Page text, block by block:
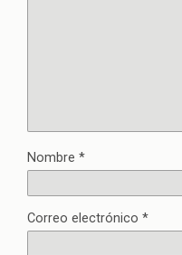
Nombre *
Correo electrónico *